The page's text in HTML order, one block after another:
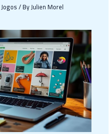
/ ByJulien Morel